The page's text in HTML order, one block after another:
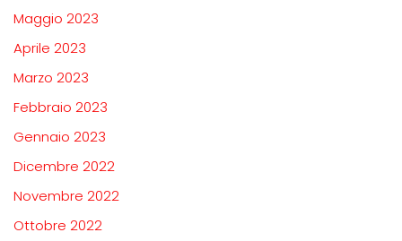
Maggio 2023
Aprile 2023
Marzo 2023
Febbraio 2023
Gennaio 2023
Dicembre 2022
Novembre 2022
Ottobre 2022